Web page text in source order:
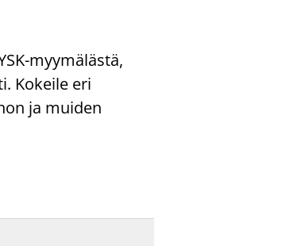
myymälästä,
Kokeile eri
ja muiden